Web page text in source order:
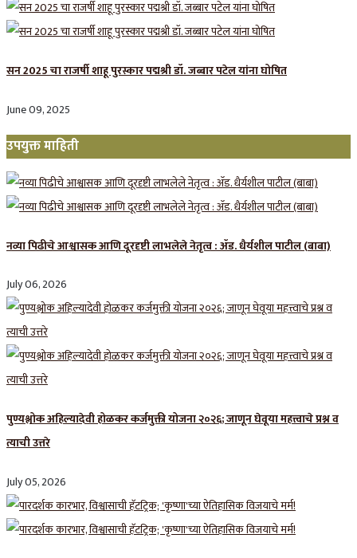
सन 2025 चा राजर्षी शाहू पुरस्कार प‌द्मश्री डॉ. जब्बार पटेल यांना घोषित
June 09, 2025
उपयुक्त माहिती
नव्या पिढीचे आश्वासक आणि दूरदृष्टी लाभलेले नेतृत्व : ॲड. धैर्यशील पाटील (बाबा)
July 06, 2026
पुण्यश्लोक अहिल्यादेवी होळकर कर्जमुक्ती योजना २०२६; जाणून घेवूया महत्त्वाचे प्रश्न व
त्याची उत्तरे
July 05, 2026